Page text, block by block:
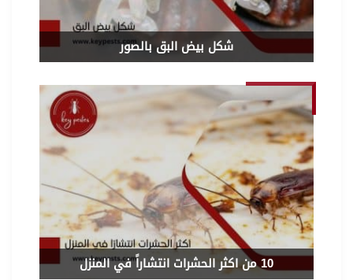
شكل بيض البق بالصور
10 من اكثر الحشرات انتشاراً في المنزل